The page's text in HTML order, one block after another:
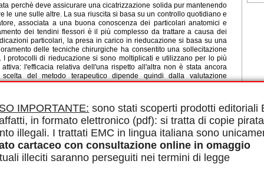
IMPORTANTE: sono stati scoperti prodotti editoriali
in formato elettronico (pdf): si tratta di copie
illegali. I trattati EMC in lingua italiana sono
cartaceo con consultazione online in omaggio
illeciti saranno perseguiti nei termini di legge
perchè deve assicurare una cicatrizzazione solida pur mantenendo
le une sulle altre. La sua riuscita si basa su un controllo quotidiano e
associata a una buona conoscenza dei particolari anatomici e
dei tendini flessori è il più complesso da trattare a causa dei
particolari, la presa in carico in rieducazione si basa su una
delle tecniche chirurgiche ha consentito una sollecitazione
protocolli di rieducazione si sono moltiplicati e utilizzano per lo più
l'efficacia relativa dell'una rispetto all'altra non è stata ancora
scelta del metodo terapeutico dipende quindi dalla valutazione
del tipo di lesione, della tecnica di sutura, della cooperazione del
portare a un deficit di flessione con conseguenze funzionali non
L'introduzione della mobilizzazione precoce controllata attiva e
ha permesso di migliorare la qualità dei risultati, come per i tendini
il suo posto qui, nel caso delle lesioni distali, perchè il rischio
di estensione, che genera deformazioni «ad asola» o «a
differita di 3 settimane per le lesioni della benderella mediana
laterali (zone 1 e 2).